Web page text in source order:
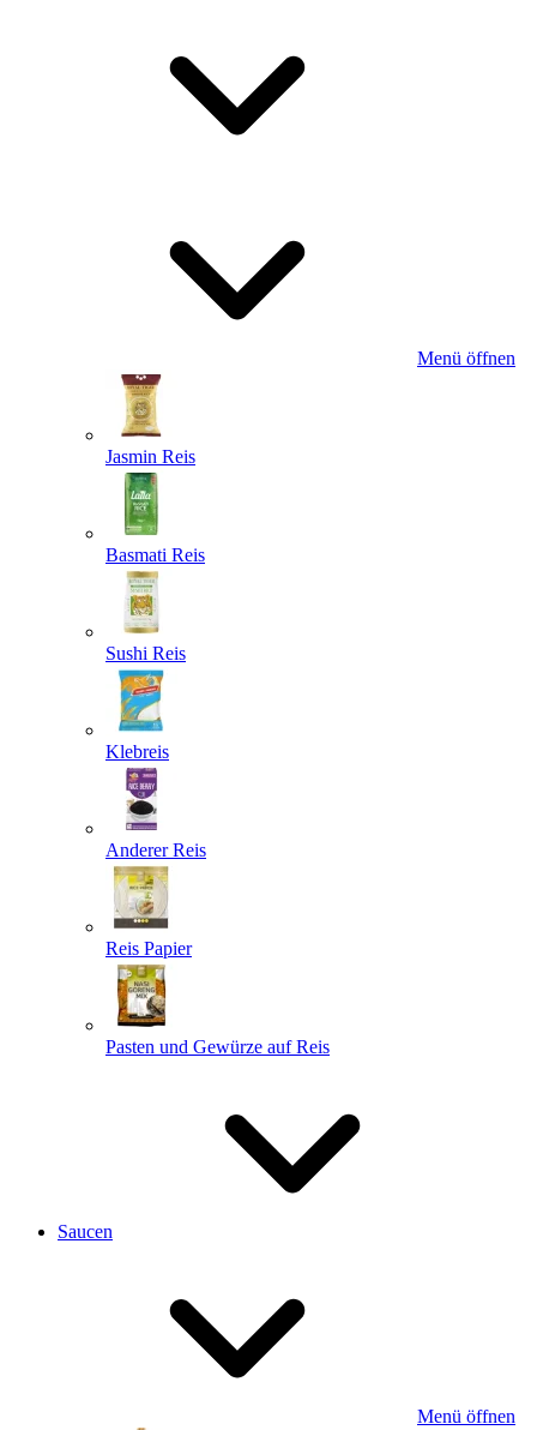
Menü öffnen
Jasmin Reis
Basmati Reis
Sushi Reis
Klebreis
Anderer Reis
Reis Papier
Pasten und Gewürze auf Reis
Saucen
Menü öffnen